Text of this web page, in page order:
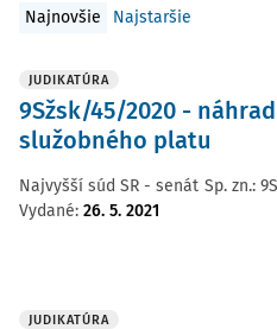
Najnovšie
Najstaršie
JUDIKATÚRA
9Sžsk/45/2020 -
služobného platu
Najvyšší súd SR - senát Sp. zn.:
Vydané: 26. 5. 2021
JUDIKATÚRA